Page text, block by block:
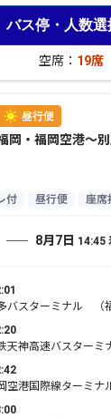
バス停・人数選
空席： 19席
岡・福岡空港〜
付 昼行便 座席
8月7日 14:45
バスターミナル （
天神高速バスターミ
空港国際線ターミナ